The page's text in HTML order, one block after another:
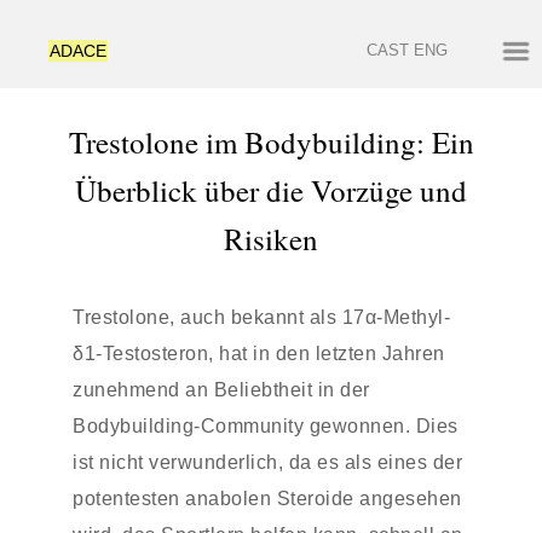
ADACE CAST ENG
Trestolone im Bodybuilding: Ein
Überblick über die Vorzüge und
Risiken
Trestolone, auch bekannt als 17α-Methyl-
δ1-Testosteron, hat in den letzten Jahren
zunehmend an Beliebtheit in der
Bodybuilding-Community gewonnen. Dies
ist nicht verwunderlich, da es als eines der
potentesten anabolen Steroide angesehen